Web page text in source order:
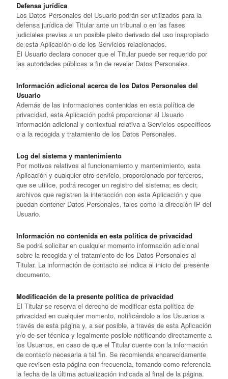
Defensa jurídica
Los Datos Personales del Usuario podrán ser utilizados para la
defensa jurídica del Titular ante un tribunal o en las fases
judiciales previas a un posible pleito derivado del uso inapropiado
de esta Aplicación o de los Servicios relacionados.
El Usuario declara conocer que el Titular puede ser requerido por
las autoridades públicas a fin de revelar Datos Personales.
Información adicional acerca de los Datos Personales del
Usuario
Además de las informaciones contenidas en esta política de
privacidad, esta Aplicación podrá proporcionar al Usuario
información adicional y contextual relativa a Servicios específicos
o a la recogida y tratamiento de los Datos Personales.
Log del sistema y mantenimiento
Por motivos relativos al funcionamiento y mantenimiento, esta
Aplicación y cualquier otro servicio, proporcionado por terceros,
que se utilice, podrá recoger un registro del sistema; es decir,
archivos que registren la interacción con esta Aplicación y que
puedan contener Datos Personales, tales como la dirección IP del
Usuario.
Información no contenida en esta política de privacidad
Se podrá solicitar en cualquier momento información adicional
sobre la recogida y el tratamiento de los Datos Personales al
Titular. La información de contacto se indica al inicio del presente
documento.
Modificación de la presente política de privacidad
El Titular se reserva el derecho de modificar esta política de
privacidad en cualquier momento, notificándolo a los Usuarios a
través de esta página y, a ser posible, a través de esta Aplicación
y/o de ser técnica y legalmente posible notificando directamente a
los Usuarios, en caso de que el Titular cuente con la información
de contacto necesaria a tal fin. Se recomienda encarecidamente
que revisen esta página con frecuencia, tomando como referencia
la fecha de la última actualización indicada al final de la página.